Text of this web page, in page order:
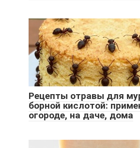
Рецепты отравы для
борной кислотой:
огороде, на даче, дома